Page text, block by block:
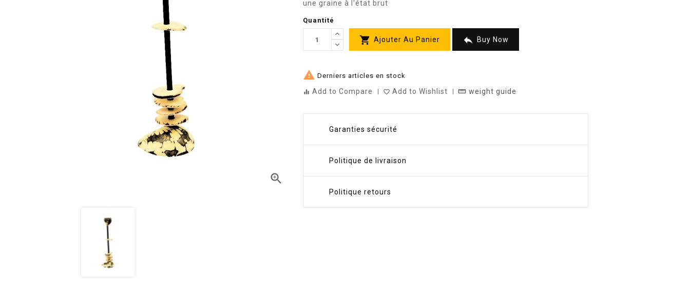

une graine à l'état brut
Quantité
 Ajouter Au Panier  Buy Now
 Derniers articles en stock
equalizer Add to Compare favorite_border Add to Wishlist straighten weight guide
Garanties sécurité
Politique de livraison
Politique retours